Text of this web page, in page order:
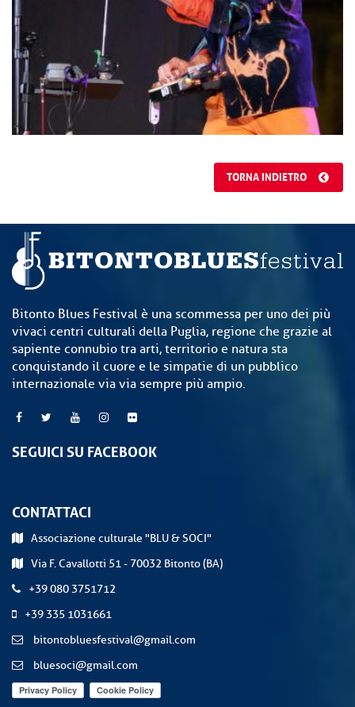
TORNA INDIETRO
Bitonto Blues Festival è una scommessa per uno dei più
vivaci centri culturali della Puglia, regione che grazie al
sapiente connubio tra arti, territorio e natura sta
conquistando il cuore e le simpatie di un pubblico
internazionale via via sempre più ampio.
SEGUICI SU FACEBOOK
CONTATTACI
Associazione culturale "BLU & SOCI"
Via F. Cavallotti 51 - 70032 Bitonto (BA)
+39 080 3751712
+39 335 1031661
bitontobluesfestival@gmail.com
bluesoci@gmail.com